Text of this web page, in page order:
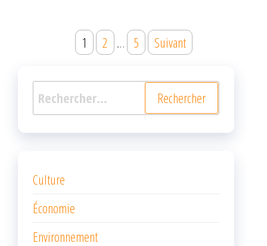
Navigation
articles
1 2 … 5 Suivant
Rechercher :
Culture
Économie
Environnement